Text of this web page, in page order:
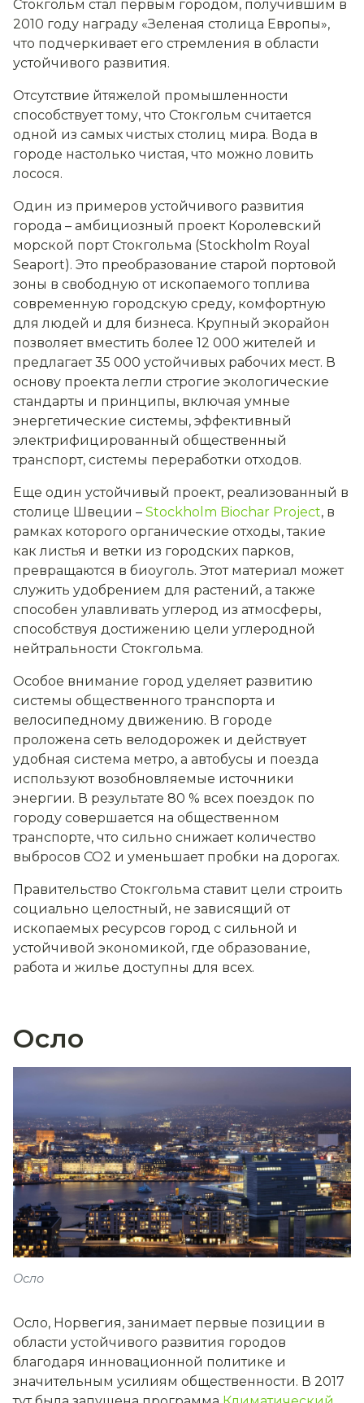
Стокгольм стал первым городом, получившим в
2010 году награду «Зеленая столица Европы»,
что подчеркивает его стремления в области
устойчивого развития.
Отсутствие йтяжелой промышленности
способствует тому, что Стокгольм считается
одной из самых чистых столиц мира. Вода в
городе настолько чистая, что можно ловить
лосося.
Один из примеров устойчивого развития
города – амбициозный проект Королевский
морской порт Стокгольма (Stockholm Royal
Seaport). Это преобразование старой портовой
зоны в свободную от ископаемого топлива
современную городскую среду, комфортную
для людей и для бизнеса. Крупный экорайон
позволяет вместить более 12 000 жителей и
предлагает 35 000 устойчивых рабочих мест. В
основу проекта легли строгие экологические
стандарты и принципы, включая умные
энергетические системы, эффективный
электрифицированный общественный
транспорт, системы переработки отходов.
Еще один устойчивый проект, реализованный в
столице Швеции – Stockholm Biochar Project, в
рамках которого органические отходы, такие
как листья и ветки из городских парков,
превращаются в биоуголь. Этот материал может
служить удобрением для растений, а также
способен улавливать углерод из атмосферы,
способствуя достижению цели углеродной
нейтральности Стокгольма.
Особое внимание город уделяет развитию
системы общественного транспорта и
велосипедному движению. В городе
проложена сеть велодорожек и действует
удобная система метро, а автобусы и поезда
используют возобновляемые источники
энергии. В результате 80 % всех поездок по
городу совершается на общественном
транспорте, что сильно снижает количество
выбросов СО2 и уменьшает пробки на дорогах.
Правительство Стокгольма ставит цели строить
социально целостный, не зависящий от
ископаемых ресурсов город с сильной и
устойчивой экономикой, где образование,
работа и жилье доступны для всех.
Осло
Осло
Осло, Норвегия, занимает первые позиции в
области устойчивого развития городов
благодаря инновационной политике и
значительным усилиям общественности. В 2017